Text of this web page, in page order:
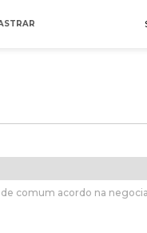
comum acordo na